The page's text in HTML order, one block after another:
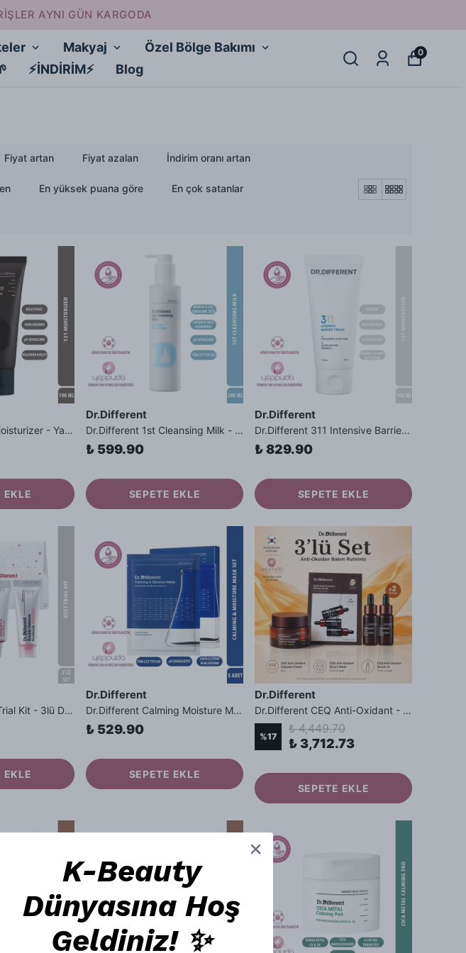
AYNI GÜN KARGODA
Makyaj
Özel Bölge Bakımı
⚡İNDİRİM⚡ Blog
0
Fiyat artan Fiyat azalan İndirim oranı artan
En yüksek puana göre En çok satanlar
Dr.Different 131 Moisturizer - Yaşlanma ve Kırışıklık Karşıtı Kolesterol İçerikli Nemlendirici Krem
EKLE
Dr.Different
Dr.Different 1st Cleansing Milk - pH Dengeleyici Yüz ve Makyaj Temizleme Sütü 1.Aşama
₺ 599.90
SEPETE EKLE
Dr.Different
Dr.Different 311 Intensive Barrier Cream - Kuru ve Normal Cilt Tipleri İçin Seramid İçerikli Nemlendirici Krem
₺ 829.90
SEPETE EKLE
Dr.Different Best Trial Kit - 3lü Deneme Kiti Cica Metal Cream, Vitalift-A Double Defense Sunblock
EKLE
Dr.Different
Dr.Different Calming Moisture Mask - Panthenol ve NMF İçerikli Yatıştırıcı Nemlendirici Yüz Maskesi 5 Adet
₺ 529.90
SEPETE EKLE
Dr.Different
Dr.Different CEQ Anti-Oxidant - C Vitamini, E Vitamini ve Q10 İçeren 2'li Serum, Krem & 5'li Maske Seti
%17
₺ 4,449.70
₺ 3,712.73
SEPETE EKLE
K-Beauty
Dünyasına Hoş
Geldiniz! ✨